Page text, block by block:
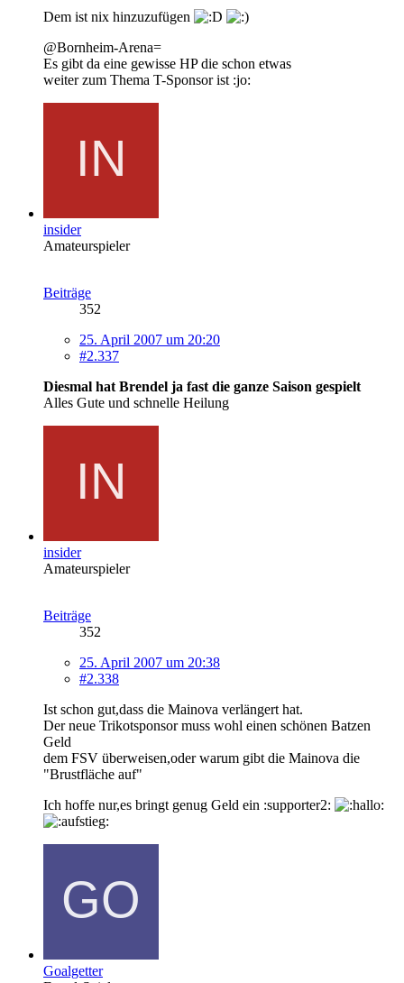
Dem ist nix hinzuzufügen
@Bornheim-Arena=
Es gibt da eine gewisse HP die schon etwas
weiter zum Thema T-Sponsor ist :jo:
insider
Amateurspieler
Beiträge
352
25. April 2007 um 20:20
#2.337
Diesmal hat Brendel ja fast die ganze Saison gespielt
Alles Gute und schnelle Heilung
insider
Amateurspieler
Beiträge
352
25. April 2007 um 20:38
#2.338
Ist schon gut,dass die Mainova verlängert hat.
Der neue Trikotsponsor muss wohl einen schönen Batzen
Geld
dem FSV überweisen,oder warum gibt die Mainova die
"Brustfläche auf"
Ich hoffe nur,es bringt genug Geld ein :supporter2:
Goalgetter